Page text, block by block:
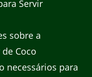
Servir
sobre a
Coco
necessários para